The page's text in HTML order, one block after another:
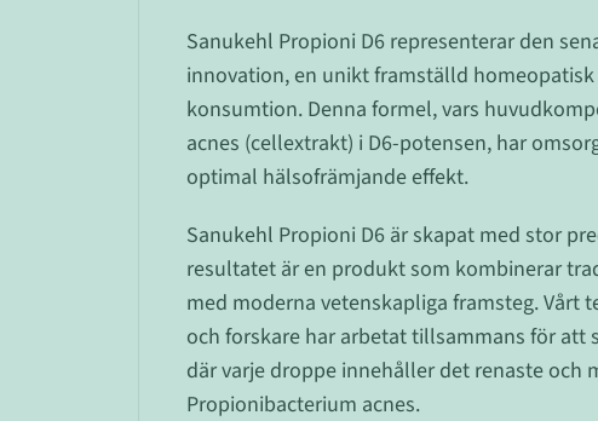
Sanukehl Propioni D6 representerar den
innovation, en unikt framställd
konsumtion. Denna formel, vars
acnes (cellextrakt) i D6-potensen, har
optimal hälsofrämjande effekt.
Sanukehl Propioni D6 är skapat med stor
resultatet är en produkt som kombinerar
med moderna vetenskapliga framsteg. Vårt
och forskare har arbetat tillsammans för att
där varje droppe innehåller det renaste och
Propionibacterium acnes.